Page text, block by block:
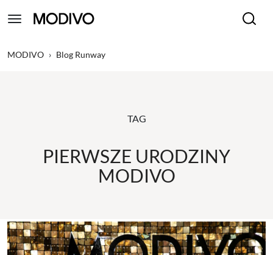
MODIVO › Blog Runway
TAG
PIERWSZE URODZINY
MODIVO